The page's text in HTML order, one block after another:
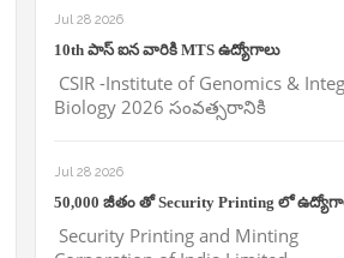
Jul 28 2026
10th పాస్ ఐన వారికి MTS ఉద్యోగాలు
CSIR -Institute of Genomics &
Biology 2026 సంవత్సరానికి
Jul 28 2026
50,000 జీతం తో Security Printing లో
Security Printing and Minting